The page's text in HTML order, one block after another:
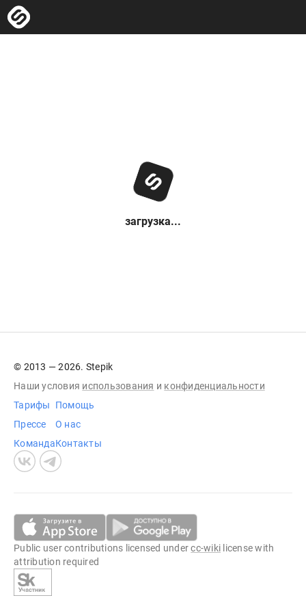
загрузка...
© 2013 — 2026. Stepik
Наши условия использования и конфиденциальности
Тарифы
Прессе
Команда
Помощь
О нас
Контакты
Public user contributions licensed undercc-wiki license with
attribution required